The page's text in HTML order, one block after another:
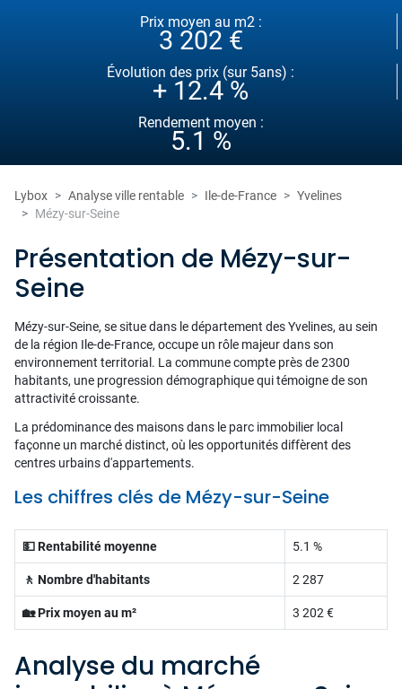
Prix moyen au m2 :
3 202 €
Évolution des prix (sur 5ans) :
+ 12.4 %
Rendement moyen :
5.1 %
Lybox Analyse ville rentable Ile-de-France
Yvelines
Mézy-sur-Seine
Présentation de Mézy-sur-
Seine
Mézy-sur-Seine, se situe dans le département des Yvelines, au sein
de la région Ile-de-France, occupe un rôle majeur dans son
environnement territorial. La commune compte près de 2300
habitants, une progression démographique qui témoigne de son
attractivité croissante.
La prédominance des maisons dans le parc immobilier local
façonne un marché distinct, où les opportunités diffèrent des
centres urbains d'appartements.
Les chiffres clés de Mézy-sur-Seine
💵 Rentabilité moyenne 5.1 %
🚶 Nombre d'habitants 2 287
🏡 Prix moyen au m² 3 202 €
Analyse du marché